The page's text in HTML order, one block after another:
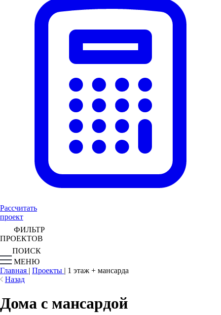
Рассчитать
проект
ФИЛЬТР
ПРОЕКТОВ
ПОИСК
МЕНЮ
Главная | Проекты | 1 этаж + мансарда
Назад
Дома с мансардой